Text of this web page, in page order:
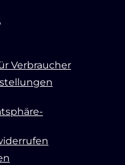
Verbraucher